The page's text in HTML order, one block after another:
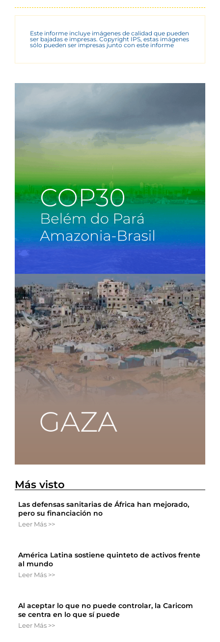
Este informe incluye imágenes de calidad que pueden
ser bajadas e impresas. Copyright IPS, estas imágenes
sólo pueden ser impresas junto con este informe
Más visto
Las defensas sanitarias de África han mejorado,
pero su financiación no
Leer Más >>
América Latina sostiene quinteto de activos frente
al mundo
Leer Más >>
Al aceptar lo que no puede controlar, la Caricom
se centra en lo que sí puede
Leer Más >>